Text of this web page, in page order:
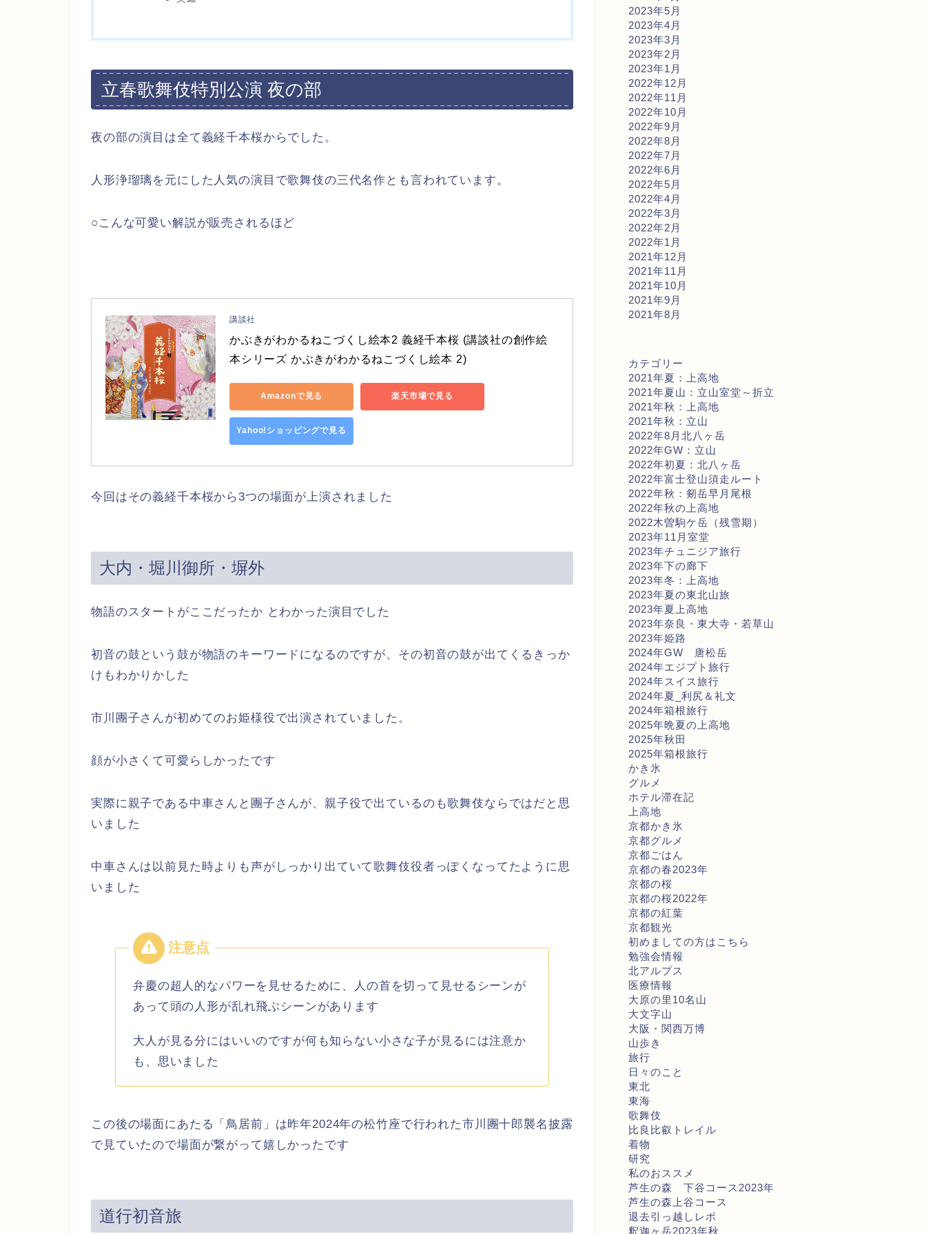
立春歌舞伎特別公演 夜の部
夜の部の演目は全て義経千本桜からでした。
人形浄瑠璃を元にした人気の演目で歌舞伎の三代名作とも言われています。
○こんな可愛い解説が販売されるほど
講談社
かぶきがわかるねこづくし絵本2 義経千本桜 (講談社の創作絵
本シリーズ かぶきがわかるねこづくし絵本 2)
Amazonで見る 楽天市場で見る
Yahoo!ショッピングで見る
今回はその義経千本桜から3つの場面が上演されました
大内・堀川御所・塀外
物語のスタートがここだったか とわかった演目でした
初音の鼓という鼓が物語のキーワードになるのですが、その初音の鼓が出てくるきっか
けもわかりかした
市川團子さんが初めてのお姫様役で出演されていました。
顔が小さくて可愛らしかったです
実際に親子である中車さんと團子さんが、親子役で出ているのも歌舞伎ならではだと思
いました
中車さんは以前見た時よりも声がしっかり出ていて歌舞伎役者っぽくなってたように思
いました
弁慶の超人的なパワーを見せるために、人の首を切って見せるシーンが
あって頭の人形が乱れ飛ぶシーンがあります
大人が見る分にはいいのですが何も知らない小さな子が見るには注意か
も、思いました
この後の場面にあたる
「鳥居前」は昨年2024年の松竹座で行われた市川團十郎襲名披露
で見ていたので場面が繋がって嬉しかったです
道行初音旅
2023年5月
2023年4月
2023年3月
2023年2月
2023年1月
2022年12月
2022年11月
2022年10月
2022年9月
2022年8月
2022年7月
2022年6月
2022年5月
2022年4月
2022年3月
2022年2月
2022年1月
2021年12月
2021年11月
2021年10月
2021年9月
2021年8月
カテゴリー
2021年夏：上高地
2021年夏山：立山室堂～折立
2021年秋：上高地
2021年秋：立山
2022年8月北八ヶ岳
2022年GW：立山
2022年初夏：北八ヶ岳
2022年富士登山須走ルート
2022年秋：剱岳早月尾根
2022年秋の上高地
2022木曽駒ケ岳（残雪期）
2023年11月室堂
2023年チュニジア旅行
2023年下の廊下
2023年冬：上高地
2023年夏の東北山旅
2023年夏上高地
2023年奈良・東大寺・若草山
2023年姫路
2024年GW 唐松岳
2024年エジプト旅行
2024年スイス旅行
2024年夏_利尻＆礼文
2024年箱根旅行
2025年晩夏の上高地
2025年秋田
2025年箱根旅行
かき氷
グルメ
ホテル滞在記
上高地
京都かき氷
京都グルメ
京都ごはん
京都の春2023年
京都の桜
京都の桜2022年
京都の紅葉
京都観光
初めましての方はこちら
勉強会情報
北アルプス
医療情報
大原の里10名山
大文字山
大阪・関西万博
山歩き
旅行
日々のこと
東北
東海
歌舞伎
比良比叡トレイル
着物
研究
私のおススメ
芦生の森 下谷コース2023年
芦生の森上谷コース
退去引っ越しレポ
釈迦ヶ岳2023年秋